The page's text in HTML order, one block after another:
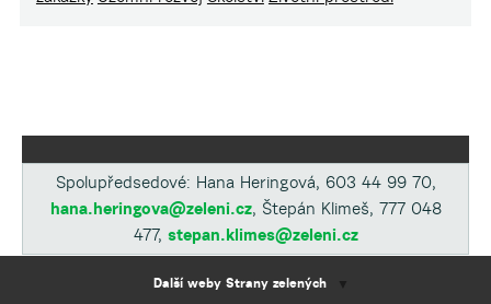
Spolupředsedové: Hana Heringová, 603 44 99 70,
hana.heringova@zeleni.cz, Štepán Klimeš, 777 048
477, stepan.klimes@zeleni.cz
Další weby Strany zelených ▼